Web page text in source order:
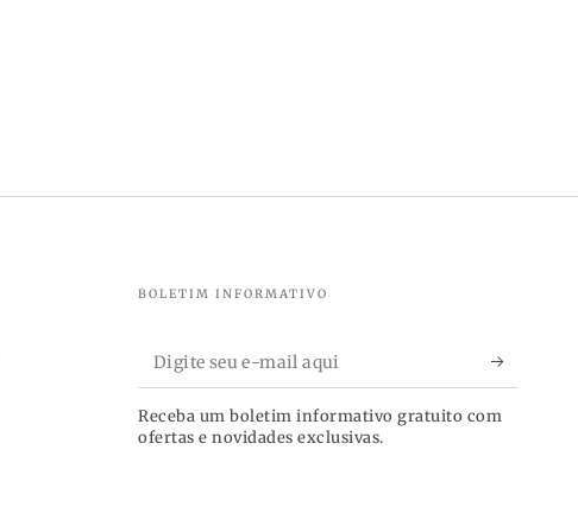
BOLETIM INFORMATIVO
Digite
seu
e-
Receba um boletim informativo gratuito com
ofertas e novidades exclusivas.